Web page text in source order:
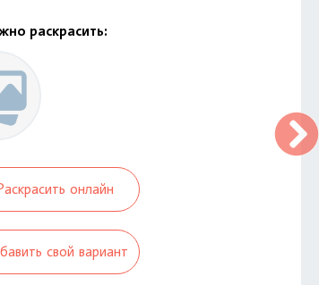
раскрасить:
онлайн
свой вариант